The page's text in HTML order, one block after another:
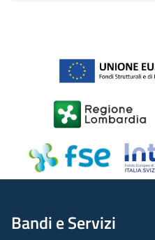
Bandi e Servizi